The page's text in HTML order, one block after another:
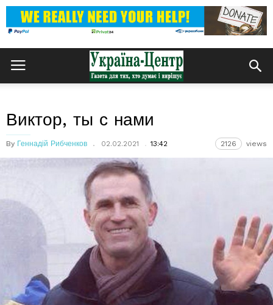
Виктор, ты с нами
By Геннадій Рибченков 02.02.2021 13:42 2126 views